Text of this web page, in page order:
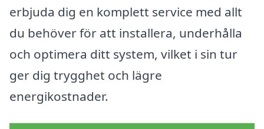
erbjuda dig en komplett service med allt
du behöver för att installera, underhålla
och optimera ditt system, vilket i sin tur
ger dig trygghet och lägre
energikostnader.